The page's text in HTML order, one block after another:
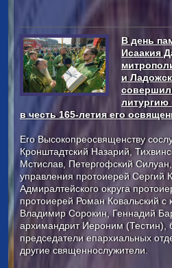
В день
Исаакия
и
литургию
в честь 165-летия его
Его Высокопреосвященству
Кронштадтский Назарий,
Мстислав, Петергофский
управления протоиерей Сергий
Адмиралтейского округа
протоиерей Роман Ковальский с
Владимир Сорокин, Геннадий
архимандрит Иероним (Тестин),
председатели епархиальных
другие священнослужители.